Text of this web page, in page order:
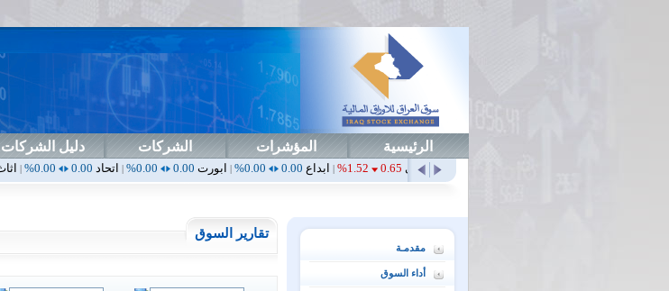
الرئيسية المؤشرات الشركات دليل الشركات
|ابداع0.00
0.00%
|ابورت0.00
0.00%
|اتحاد0.00
0.00%
|اثاث 0.86
مقدمـة
أداء السوق
تقارير السوق